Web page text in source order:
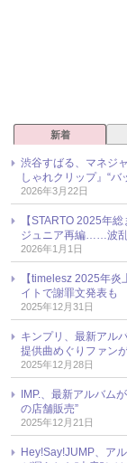
新着
渋谷すばる、マネジ
しゃれクリップ』“バ
2026年3月22日
【STARTO 2025年
ジュニア再編……波
2026年1月1日
【timelesz 2025年
イトで謝罪文発表も
2025年12月31日
キンプリ、最新アル
提供曲めぐりファン
2025年12月28日
IMP.、最新アルバム
の店舗販売”
2025年12月21日
Hey!Say!JUMP、ア